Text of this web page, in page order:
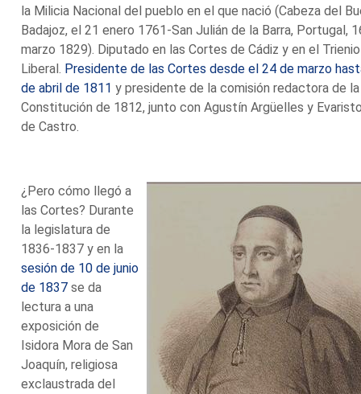
la Milicia Nacional del pueblo en el que nació (Cabeza del
Badajoz, el 21 enero 1761-San Julián de la Barra, Portugal,
marzo 1829). Diputado en las Cortes de Cádiz y en el Trienio
Liberal. Presidente de las Cortes desde el 24 de marzo
de abril de 1811 y presidente de la comisión redactora de la
Constitución de 1812, junto con Agustín Argüelles y
de Castro.
¿Pero cómo llegó a
las Cortes? Durante
la legislatura de
1836-1837 y en la
sesión de 10 de junio
de 1837 se da
lectura a una
exposición de
Isidora Mora de San
Joaquín, religiosa
exclaustrada del